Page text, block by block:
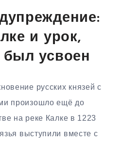
и урок,
усвоен
русских князей с
произошло ещё до
на реке Калке в 1223
выступили вместе с